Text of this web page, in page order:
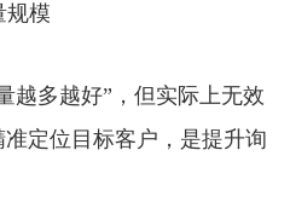
模
多越好”，但实际上无效
定位目标客户，是提升询